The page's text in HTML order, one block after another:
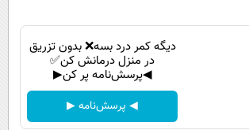
حیات وحش
سیاست خارجیدیگه کمر درد بسه❌ بدون تزریق
در منزل درمانش کن✅
◀پرسش‌نامه پر کن▶
◀ پرسش‌نامه ▶